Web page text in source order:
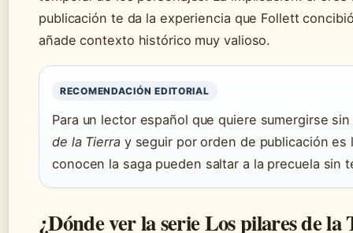
publicación te da la experiencia que Follett
añade contexto histórico muy valioso.
RECOMENDACIÓN EDITORIAL
Para un lector español que quiere sumergirse
de la Tierray seguir por orden de publicación es
conocen la saga pueden saltar a la precuela sin
¿Dónde ver la serie Los pilares de